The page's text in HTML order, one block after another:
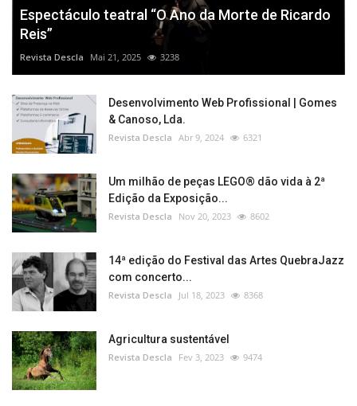
Espectáculo teatral “O Ano da Morte de Ricardo
Reis”
Revista Descla Mai 21, 2025 3238
Desenvolvimento Web Profissional | Gomes
& Canoso, Lda.
Revista Descla Abr 9, 2024 6321
Um milhão de peças LEGO® dão vida à 2ª
Edição da Exposição...
Revista Descla Nov 20, 2023 8602
14ª edição do Festival das Artes QuebraJazz
com concerto...
Revista Descla Jul 18, 2023 8368
Agricultura sustentável
Revista Descla Fev 3, 2023 9474